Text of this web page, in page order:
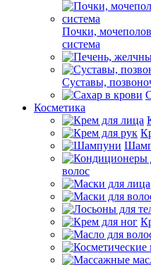
Почки,
система
Суставы,
Косметика
волос